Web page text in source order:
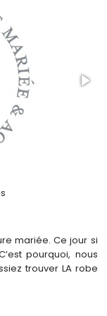
mariée. Ce jour si
pourquoi, nous
trouver LA robe